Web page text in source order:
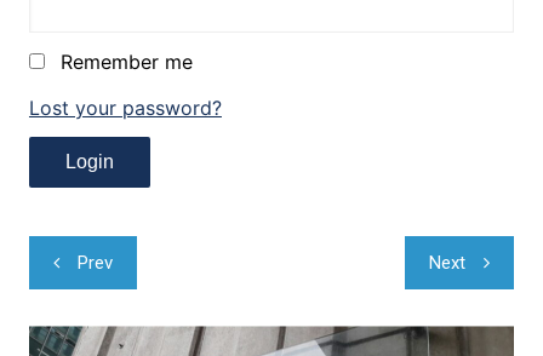
Remember me
Lost your password?
Navegação
de
Post
Prev Next